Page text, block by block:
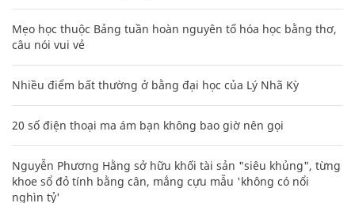
Mẹo học thuộc Bảng tuần hoàn nguyên tố hóa học bằng thơ,
câu nói vui vẻ
Nhiều điểm bất thường ở bằng đại học của Lý Nhã Kỳ
20 số điện thoại ma ám bạn không bao giờ nên gọi
Nguyễn Phương Hằng sở hữu khối tài sản "siêu khủng", từng
khoe sổ đỏ tính bằng cân, mắng cựu mẫu 'không có nổi
nghìn tỷ'